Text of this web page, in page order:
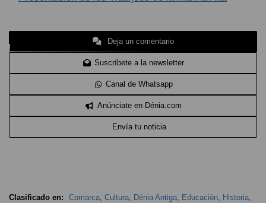
Deja un comentario
Suscríbete a la newsletter
Canal de Whatsapp
Anúnciate en Dénia.com
Envía tu noticia
Clasificado en: Comarca, Cultura, Dénia Antiga, Educación, Historia,